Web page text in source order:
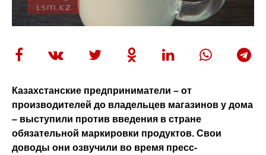
Казахстанские предприниматели – от
производителей до владельцев магазинов у дома
– выступили против введения в стране
обязательной маркировки продуктов. Свои
доводы они озвучили во время пресс-